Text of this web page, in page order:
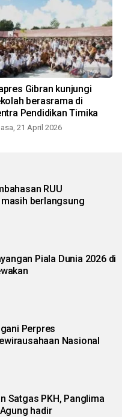
Gibran kunjungi
berasrama di
Pendidikan Timika
21 April 2026
RUU
berlangsung
Piala Dunia 2026 di
Perpres
Nasional
Satgas PKH, Panglima
hadir